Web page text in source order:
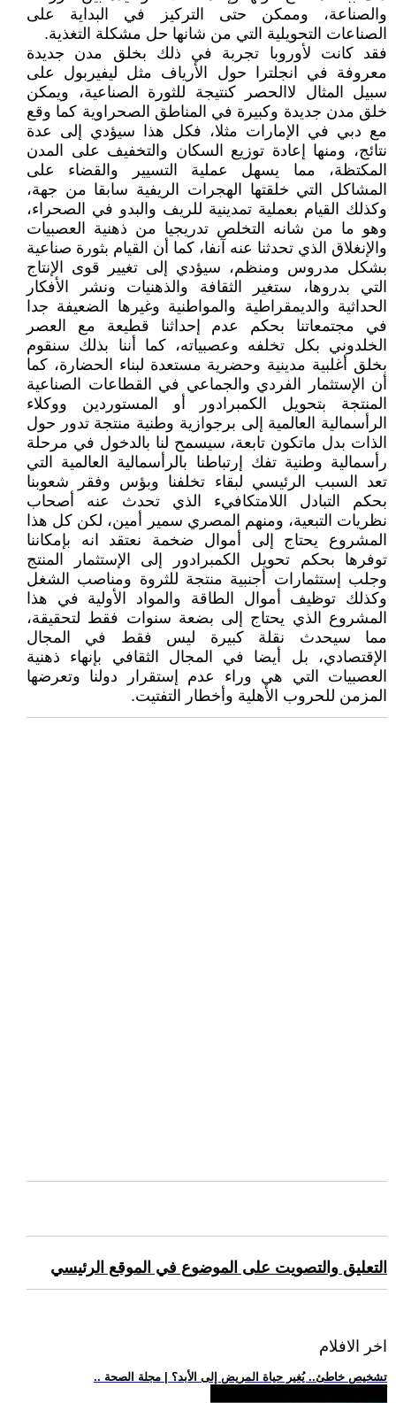
والصناعة، وممكن حتى التركيز في البداية على
الصناعات التحويلية التي من شانها حل مشكلة التغذية.
فقد كانت لأوروبا تجربة في ذلك بخلق مدن جديدة
معروفة في انجلترا حول الأرياف مثل ليفيربول على
سبيل المثال لاالحصر كنتيجة للثورة الصناعية، ويمكن
خلق مدن جديدة وكبيرة في المناطق الصحراوية كما وقع
مع دبي في الإمارات مثلا، فكل هذا سيؤدي إلى عدة
نتائج، ومنها إعادة توزيع السكان والتخفيف على المدن
المكتظة، مما يسهل عملية التسيير والقضاء على
المشاكل التي خلقتها الهجرات الريفية سابقا من جهة،
وكذلك القيام بعملية تمدينية للريف والبدو في الصحراء،
وهو ما من شانه التخلص تدريجيا من ذهنية العصبيات
والإنغلاق الذي تحدثنا عنه آنفا، كما أن القيام بثورة صناعية
بشكل مدروس ومنظم، سيؤدي إلى تغيير قوى الإنتاج
التي بدروها، ستغير الثقافة والذهنيات ونشر الأفكار
الحداثية والديمقراطية والمواطنية وغيرها الضعيفة جدا
في مجتمعاتنا بحكم عدم إحداثنا قطيعة مع العصر
الخلدوني بكل تخلفه وعصبياته، كما أننا بذلك سنقوم
بخلق أغلبية مدينية وحضرية مستعدة لبناء الحضارة، كما
أن الإستثمار الفردي والجماعي في القطاعات الصناعية
المنتجة بتحويل الكمبرادور أو المستوردين ووكلاء
الرأسمالية العالمية إلى برجوازية وطنية منتجة تدور حول
الذات بدل ماتكون تابعة، سيسمح لنا بالدخول في مرحلة
رأسمالية وطنية تفك إرتباطنا بالرأسمالية العالمية التي
تعد السبب الرئيسي لبقاء تخلفنا وبؤس وفقر شعوبنا
بحكم التبادل اللامتكافيء الذي تحدث عنه أصحاب
نظريات التبعية، ومنهم المصري سمير أمين، لكن كل هذا
المشروع يحتاج إلى أموال ضخمة نعتقد انه بإمكاننا
توفرها بحكم تحويل الكمبرادور إلى الإستثمار المنتج
وجلب إستثمارات أجنبية منتجة للثروة ومناصب الشغل
وكذلك توظيف أموال الطاقة والمواد الأولية في هذا
المشروع الذي يحتاج إلى بضعة سنوات فقط لتحقيقة،
مما سيحدث نقلة كبيرة ليس فقط في المجال
الإقتصادي، بل أيضا في المجال الثقافي بإنهاء ذهنية
العصبيات التي هي وراء عدم إستقرار دولنا وتعرضها
المزمن للحروب الأهلية وأخطار التفتيت.
التعليق والتصويت على الموضوع في الموقع الرئيسي
اخر الافلام
.. تشخيص خاطئ.. يُغير حياة المريض إلى الأبد؟ | مجلة الصحة